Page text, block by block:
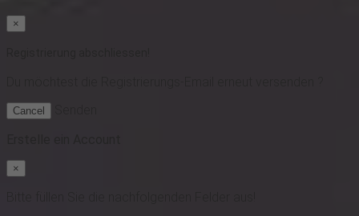
×
Cancel
×